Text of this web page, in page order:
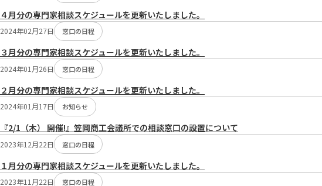
４月分の専門家相談スケジュールを更新いたしました。
2024年02月27日 窓口の日程
３月分の専門家相談スケジュールを更新いたしました。
2024年01月26日 窓口の日程
２月分の専門家相談スケジュールを更新いたしました。
2024年01月17日 お知らせ
『2/1（木） 開催!』笠岡商工会議所での相談窓口の設置について
2023年12月22日 窓口の日程
１月分の専門家相談スケジュールを更新いたしました。
2023年11月22日 窓口の日程